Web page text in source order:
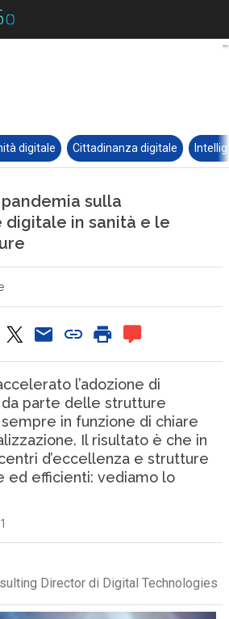
digitale Cittadinanza digitale
sulla
in sanità e le
l’adozione di
parte delle strutture
in funzione di chiare
Il risultato è che in
d’eccellenza e strutture
ed efficienti: vediamo lo
Director di Digital Technologies